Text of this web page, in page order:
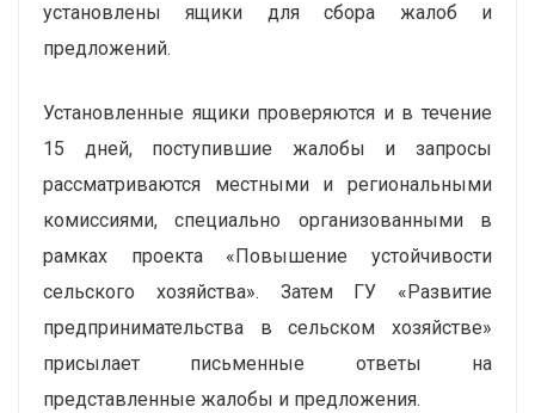
установлены ящики для сбора жалоб и
предложений.
Установленные ящики проверяются и в течение
15 дней, поступившие жалобы и запросы
рассматриваются местными и региональными
комиссиями, специально организованными в
рамках проекта «Повышение устойчивости
сельского хозяйства». Затем ГУ «Развитие
предпринимательства в сельском хозяйстве»
присылает письменные ответы на
представленные жалобы и предложения.